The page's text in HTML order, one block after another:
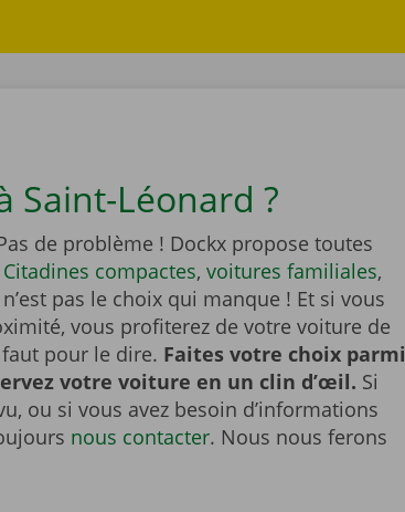
Saint-Léonard ?
de problème ! Dockx propose toutes
Citadines compactes, voitures familiales,
pas le choix qui manque ! Et si vous
vous profiterez de votre voiture de
pour le dire. Faites votre choix parmi
votre voiture en un clin d’œil. Si
ou si vous avez besoin d’informations
nous contacter. Nous nous ferons